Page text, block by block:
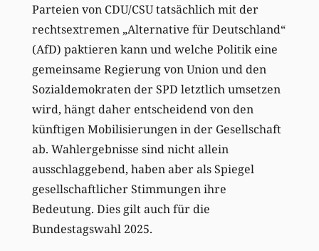
Parteien von CDU/CSU tatsächlich mit der
rechtsextremen „Alternative für Deutschland“
(AfD) paktieren kann und welche Politik eine
gemeinsame Regierung von Union und den
Sozialdemokraten der SPD letztlich umsetzen
wird, hängt daher entscheidend von den
künftigen Mobilisierungen in der Gesellschaft
ab. Wahlergebnisse sind nicht allein
ausschlaggebend, haben aber als Spiegel
gesellschaftlicher Stimmungen ihre
Bedeutung. Dies gilt auch für die
Bundestagswahl 2025.